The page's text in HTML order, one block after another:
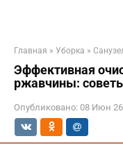
Главная » Уборка »
Эффективная
ржавчины:
Опубликовано: 08 Июн 26